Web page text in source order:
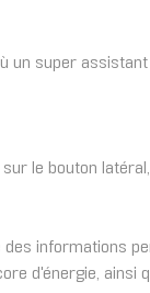
un super
le bouton
informations
d'énergie, ainsi